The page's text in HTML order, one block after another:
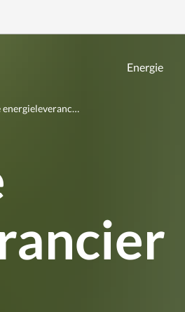
Energie
energieleveranc…